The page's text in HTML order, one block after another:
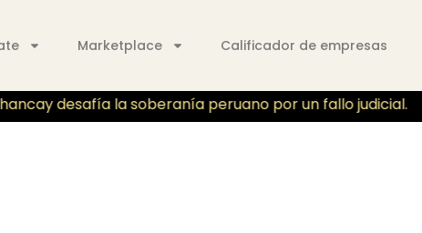
Marketplace Calificador de empresas
desafía la soberanía peruano por un fallo judicial.